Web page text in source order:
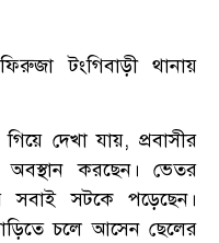
টংগিবাড়ী থানায়
দেখা যায়, প্রবাসীর
অবস্থান করছেন। ভেতর
সবাই সটকে পড়েছেন।
চলে আসেন ছেলের